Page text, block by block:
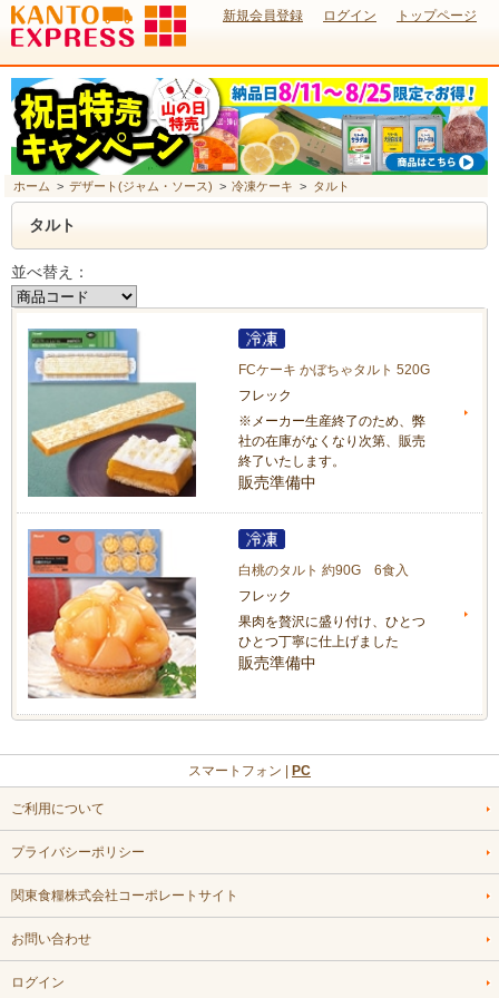
新規会員登録 ログイン トップページ
ホーム > デザート(ジャム・ソース) > 冷凍ケーキ > タルト
タルト
並べ替え：
FCケーキ かぼちゃタルト 520G
フレック
※メーカー生産終了のため、弊
社の在庫がなくなり次第、販売
終了いたします。
販売準備中
白桃のタルト 約90G 6食入
フレック
果肉を贅沢に盛り付け、ひとつ
ひとつ丁寧に仕上げました
販売準備中
スマートフォン | PC
ご利用について
プライバシーポリシー
関東食糧株式会社コーポレートサイト
お問い合わせ
ログイン